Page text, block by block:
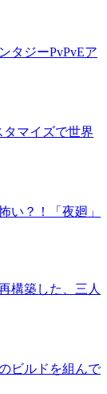
タジーPvPvEア
タマイズで世界
い？！「夜廻」
構築した、三人
ビルドを組んで